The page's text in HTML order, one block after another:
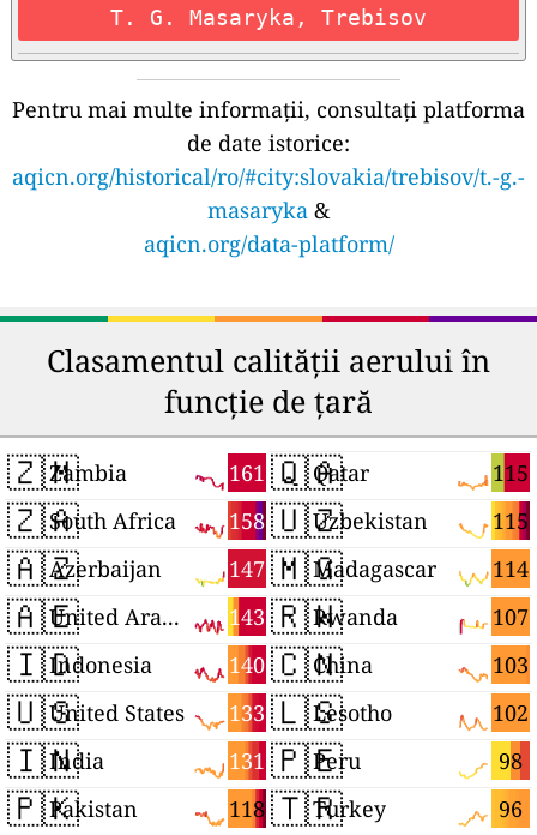
T. G. Masaryka, Trebisov
Pentru mai multe informații, consultați platforma
de date istorice:
aqicn.org/historical/ro/#city:slovakia/trebisov/t.-g.-
masaryka &
aqicn.org/data-platform/
Clasamentul calității aerului în
funcție de țară
🇿🇲 161
Zambia
🇿🇦 158
South Africa
🇦🇿 147
Azerbaijan
🇦🇪 143
United Arab Emirates
🇮🇩 140
Indonesia
🇺🇸 133
United States
🇮🇳 131
India
🇵🇰 118
Pakistan
🇶🇦 115
Qatar
🇺🇿 115
Uzbekistan
🇲🇬 114
Madagascar
🇷🇼 107
Rwanda
🇨🇳 103
China
🇱🇸 102
Lesotho
🇵🇪 98
Peru
🇹🇷 96
Turkey